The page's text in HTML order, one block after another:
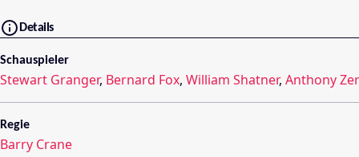
Details
Schauspieler
Stewart Granger, Bernard Fox, William Shatner, Anthony
Regie
Barry Crane